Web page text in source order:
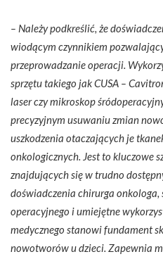
– Należy podkreślić, że
wiodącym czynnikiem
przeprowadzanie operacji.
sprzętu takiego jak CUSA –
laser czy mikroskop
precyzyjnym usuwaniu zmian
uszkodzenia otaczających je
onkologicznych. Jest to kluczowe
znajdujących się w trudno
doświadczenia chirurga onkologa,
operacyjnego i umiejętne
medycznego stanowi fundament
nowotworów u dzieci. Zapewnia